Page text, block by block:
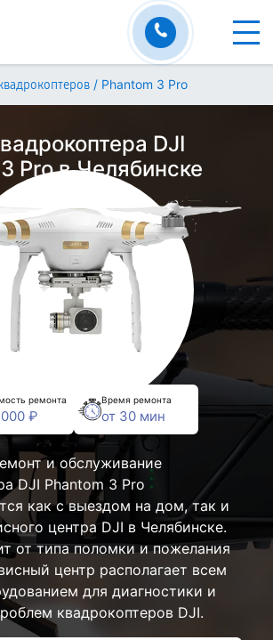
/ Phantom 3 Pro
DJI
Pro в Челябинске
ремонта
₽
Время ремонта
от 30 мин
и обслуживание
DJI Phantom 3 Pro
как с выездом на дом, так и
центра DJI в Челябинске.
от типа поломки и пожелания
центр располагает всем
для диагностики и
квадрокоптеров DJI.